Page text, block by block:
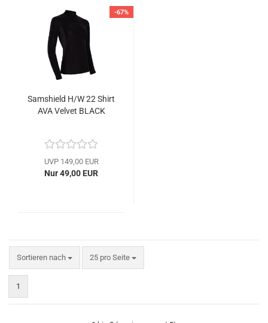
-67%
Samshield H/W 22 Shirt
AVA Velvet BLACK
UVP 149,00 EUR
Nur 49,00 EUR
Sortieren nach
Sortieren nach 25 pro Seite
pro Seite
1